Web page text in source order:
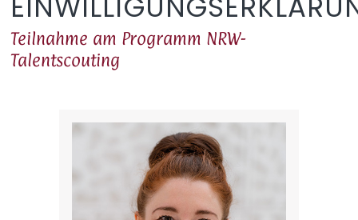
Teilnahme am Programm NRW-
Talentscouting